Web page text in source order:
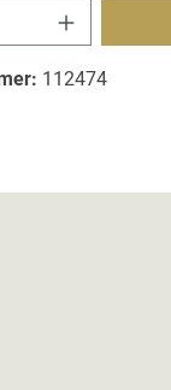
Anzahl: Gib
112474